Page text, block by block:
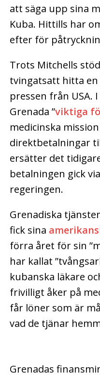
att säga upp sina
Kuba. Hittills har
efter för
Trots Mitchells
tvingatsatt hitta en
pressen från USA.
Grenada ”viktiga
medicinska
direktbetalningar
ersätter det
betalningen gick
regeringen.
Grenadiska
fick sina
förra året för sin
har kallat
kubanska läkare
frivilligt åker på
får löner som är
vad de tjänar
Grenadas